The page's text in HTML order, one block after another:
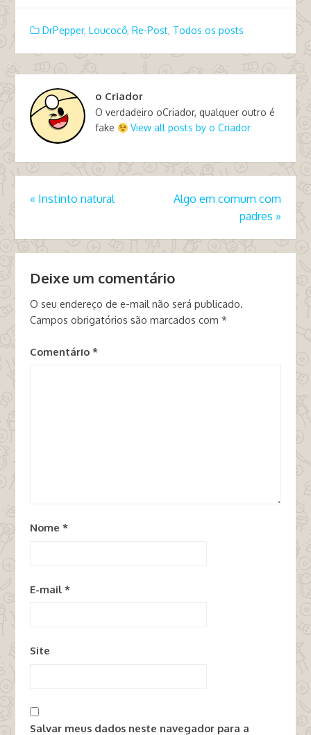
DrPepper, Loucocô, Re-Post, Todos os posts
o Criador
O verdadeiro oCriador, qualquer outro é
fake
View all posts by o Criador
« Instinto natural
Algo em comum com
padres »
Deixe um comentário
O seu endereço de e-mail não será publicado.
Campos obrigatórios são marcados com *
Comentário *
Nome *
E-mail *
Site
Salvar meus dados neste navegador para a